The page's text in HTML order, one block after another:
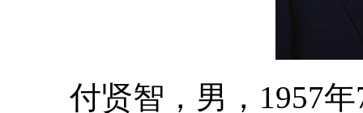
付贤智，男，1957年7